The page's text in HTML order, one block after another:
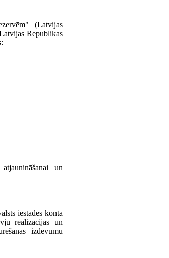
(Latvijas
Republikas
un
iestādes kontā
realizācijas un
izdevumu